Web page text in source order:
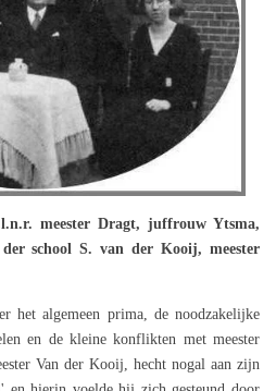
meester Dragt, juffrouw Ytsma,
school S. van der Kooij, meester
het algemeen prima, de noodzakelijke
en de kleine konflikten met meester
Van der Kooij, hecht nogal aan zijn